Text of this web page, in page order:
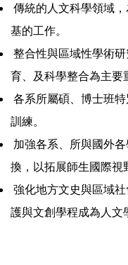
傳統的人文科學領域
基的工作。
整合性與區域性學術
育、及科學整合為主要
各系所屬碩、博士班
訓練。
加強各系、所與國外
換，以拓展師生國際視
強化地方文史與區域
護與文創學程成為人文